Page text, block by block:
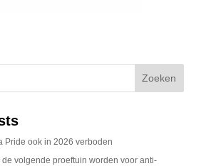
Pride ook in 2026 verboden
de volgende proeftuin worden voor anti-